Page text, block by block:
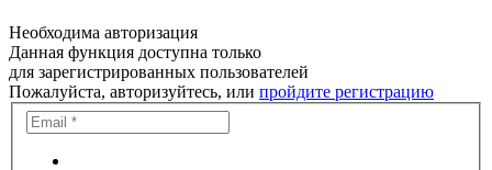
Необходима авторизация
Данная функция доступна только
для зарегистрированных пользователей
Пожалуйста, авторизуйтесь, или пройдите регистрацию